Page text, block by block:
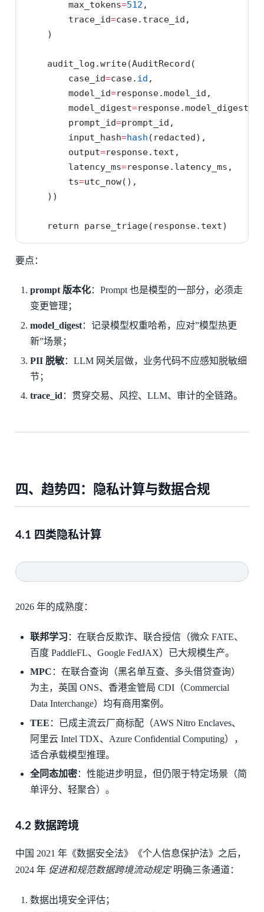
        max_tokens
=512 ,
        trace_id
=case.trace_id,
    )
    audit_log.write(AuditRecord(
        case_id
=case. id ,
        model_id
=response.model_id,
        model_digest
=
        prompt_id
=prompt_id,
        input_hash
=hash (redacted),
        output
=response.text,
        latency_ms
=response.latency_ms,
        ts
=utc_now(),
    ))
return parse_triage(response.text)
要点：
prompt 版本化：Prompt 也是模型的一部分，必须走
变更管理；
model_digest：记录模型权重哈希，应对”模型热更
新”场景；
PII 脱敏：LLM 网关层做，业务代码不应感知脱敏细
节；
trace_id ：贯穿交易、风控、LLM、审计的全链路。
四、趋势四：隐私计算与数据合规
4.1 四类隐私计算
2026 年的成熟度：
联邦学习 ：在联合反欺诈、联合授信（微众 FATE、
百度 PaddleFL、Google FedJAX）已大规模生产。
MPC ：在联合查询（黑名单互查、多头借贷查询）
为主，英国 ONS、香港金管局 CDI（Commercial
Data Interchange）均有商用案例。
TEE ：已成主流云厂商标配（AWS Nitro Enclaves、
阿里云 Intel TDX、Azure Confidential Computing），
适合承载模型推理。
全同态加密：性能进步明显，但仍限于特定场景（简
单评分、轻聚合）。
4.2 数据跨境
中国 2021 年《数据安全法》《个人信息保护法》之后，
2024 年 促进和规范数据跨境流动规定明确三条通道：
数据出境安全评估；